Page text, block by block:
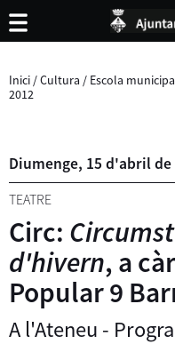
Inici /Cultura / Escola
2012
Diumenge, 15 d'abrilde
TEATRE
Circ:
d'hivern, a
Popular 9
A l'Ateneu -